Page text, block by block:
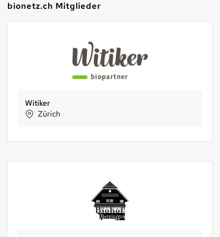
bionetz.ch Mitglieder
Witiker
Zürich